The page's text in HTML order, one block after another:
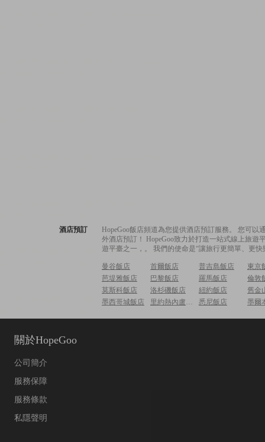
酒店預訂
HopeGoo飯店頻道為您提供酒店預訂服務。 您可
外酒店預訂！ HopeGoo致力於打造一站式線上旅
遊平臺之一，。 我們的使命是“讓旅行更簡單、更
曼谷飯店 首爾飯店 普吉島飯店
東京
芭堤雅飯店
巴黎飯店 羅馬飯店
倫敦
莫斯科飯店
洛杉磯飯店 紐約飯店
舊金
墨西哥城飯店
里約熱內盧飯店 悉尼飯店 墨爾
關於HopeGoo
公司簡介
服務保障
服務條款
私隱聲明